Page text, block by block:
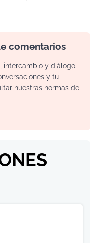
comentarios
intercambio y diálogo.
y tu
nuestras normas de